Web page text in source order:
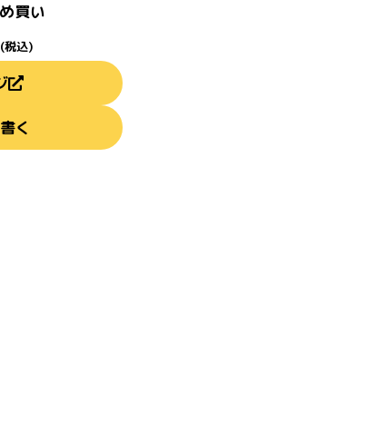
買い
(税込)
く